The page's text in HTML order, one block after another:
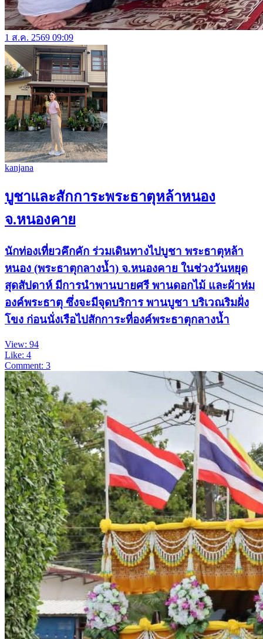
1 ส.ค. 2569 09:09
kanjana
บูชาและสักการะพระธาตุหล้าหนอง
จ.หนองคาย
นักท่องเที่ยวคึกคัก ร่วมเดินทางไปบูชา พระธาตุหล้า
หนอง (พระธาตุกลางน้ำ) จ.หนองคาย ในช่วงวันหยุด
สุดสัปดาห์ มีการนำพานบายศรี พานดอกไม้ และผ้าห่ม
องค์พระธาตุ ซึ่งจะมีจุดบริการ พานบูชา บริเวณริมฝั่ง
โขง ก่อนนั่งเรือไปสักการะที่องค์พระธาตุกลางน้ำ
View: 94
Like: 4
Comment: 3